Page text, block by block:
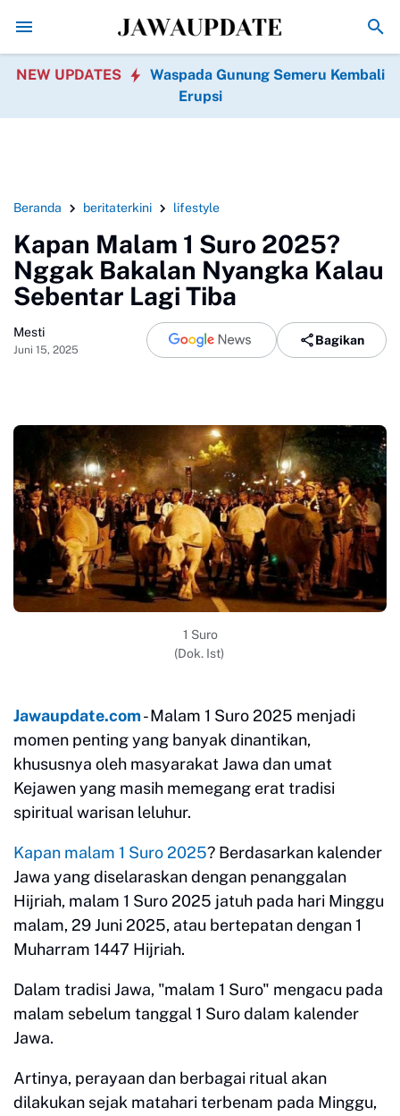
Hari Pramuka 2026 Tanggal Berapa? Cek
NEW UPDATES
Waspada Gunung Semeru Kembali
Erupsi
Beranda beritaterkini lifestyle
Kapan Malam 1 Suro 2025?
Nggak Bakalan Nyangka Kalau
Sebentar Lagi Tiba
Mesti
Juni 15, 2025
Bagikan
1 Suro
(Dok. Ist)
Jawaupdate.com- Malam 1 Suro 2025 menjadi
momen penting yang banyak dinantikan,
khususnya oleh masyarakat Jawa dan umat
Kejawen yang masih memegang erat tradisi
spiritual warisan leluhur.
Kapan malam 1 Suro 2025? Berdasarkan kalender
Jawa yang diselaraskan dengan penanggalan
Hijriah, malam 1 Suro 2025 jatuh pada hari Minggu
malam, 29 Juni 2025, atau bertepatan dengan 1
Muharram 1447 Hijriah.
Dalam tradisi Jawa, "malam 1 Suro" mengacu pada
malam sebelum tanggal 1 Suro dalam kalender
Jawa.
Artinya, perayaan dan berbagai ritual akan
dilakukan sejak matahari terbenam pada Minggu,